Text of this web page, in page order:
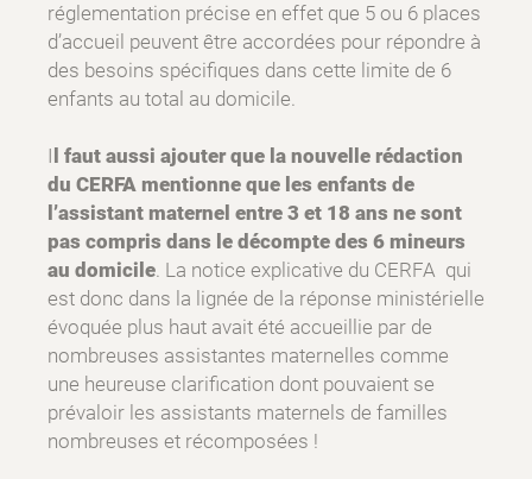
réglementation précise en effet que 5 ou 6 places
d’accueil peuvent être accordées pour répondre à
des besoins spécifiques dans cette limite de 6
enfants au total au domicile.
I l faut aussi ajouter que la nouvelle rédaction
du CERFA mentionne que les enfants de
l’assistant maternel entre 3 et 18 ans ne sont
pas compris dans le décompte des 6 mineurs
au domicile. La notice explicative du CERFA qui
est donc dans la lignée de la réponse ministérielle
évoquée plus haut avait été accueillie par de
nombreuses assistantes maternelles comme
une heureuse clarification dont pouvaient se
prévaloir les assistants maternels de familles
nombreuses et récomposées !